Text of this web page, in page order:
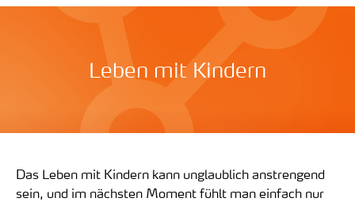
Leben mit Kindern
Das Leben mit Kindern kann unglaublich anstrengend
sein, und im nächsten Moment fühlt man einfach nur